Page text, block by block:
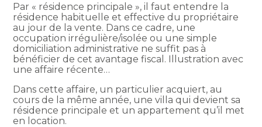
Par « résidence principale », il faut entendre la
résidence habituelle et effective du propriétaire
au jour de la vente. Dans ce cadre, une
occupation irrégulière/isolée ou une simple
domiciliation administrative ne suffit pas à
bénéficier de cet avantage fiscal. Illustration avec
une affaire récente…
Dans cette affaire, un particulier acquiert, au
cours de la même année, une villa qui devient sa
résidence principale et un appartement qu’il met
en location.